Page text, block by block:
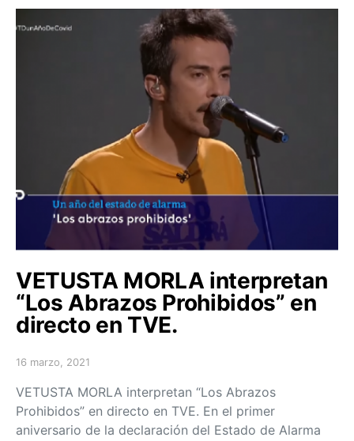
VETUSTA MORLA interpretan
“Los Abrazos Prohibidos” en
directo en TVE.
Posted on
16 marzo, 2021
VETUSTA MORLA interpretan “Los Abrazos
Prohibidos” en directo en TVE. En el primer
aniversario de la declaración del Estado de Alarma